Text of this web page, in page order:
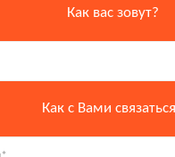
Как вас зовут?
Как с Вами